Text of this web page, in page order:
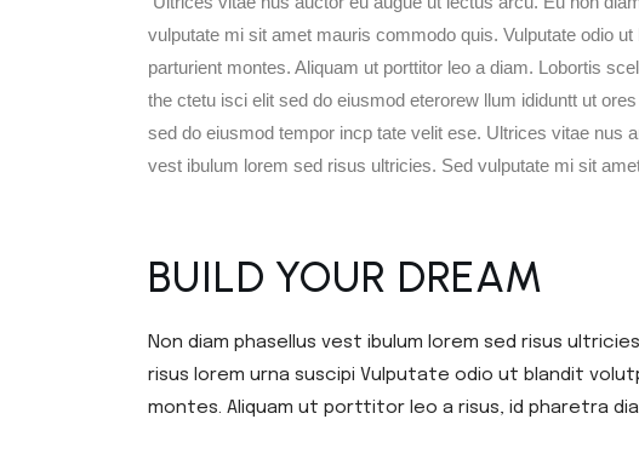
vulputate mi sit amet mauris commodo quis. Vulputate odio
parturient montes. Aliquam ut porttitor leo a diam. Lobortis
the ctetu isci elit sed do eiusmod eterorew llum ididuntt ut
sed do eiusmod tempor incp tate velit ese. Ultrices vitae nus
vest ibulum lorem sed risus ultricies. Sed vulputate mi sit
BUILD YOUR DREAM
Non diam phasellus vest ibulum lorem sed risus
risus lorem urna suscipi Vulputate odio ut blandit
montes. Aliquam ut porttitor leo a risus, id pharetra